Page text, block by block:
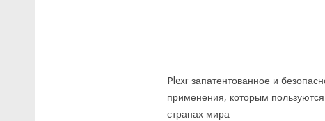
Plexr запатентованное и
применения, которым
странах мира